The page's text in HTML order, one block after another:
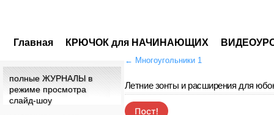
Главная КРЮЧОК для НАЧИНАЮЩИХ
← Многоугольники 1
Летние зонты и расширения для
полные ЖУРНАЛЫ в
режиме просмотра
слайд-шоу